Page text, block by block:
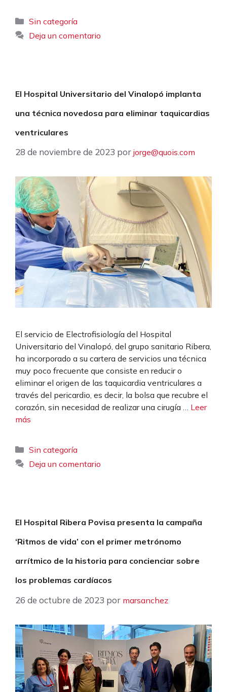
Categorías
Sin categoría
Deja un comentario
El Hospital Universitario del Vinalopó implanta
una técnica novedosa para eliminar taquicardias
ventriculares
28 de noviembre de 2023 por jorge@quois.com
El servicio de Electrofisiología del Hospital
Universitario del Vinalopó, del grupo sanitario Ribera,
ha incorporado a su cartera de servicios una técnica
muy poco frecuente que consiste en reducir o
eliminar el origen de las taquicardia ventriculares a
través del pericardio, es decir, la bolsa que recubre el
corazón, sin necesidad de realizar una cirugía … Leer
más
Categorías
Sin categoría
Deja un comentario
El Hospital Ribera Povisa presenta la campaña
‘Ritmos de vida’ con el primer metrónomo
arrítmico de la historia para concienciar sobre
los problemas cardíacos
26 de octubre de 2023 por marsanchez